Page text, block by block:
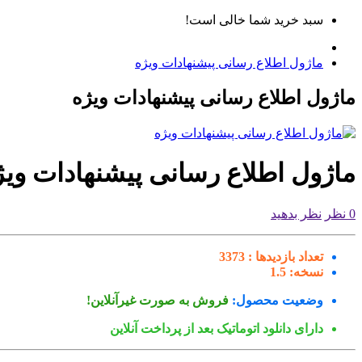
سبد خرید شما خالی است!
ماژول اطلاع رسانی پیشنهادات ویژه
ماژول اطلاع رسانی پیشنهادات ویژه
ماژول اطلاع رسانی پیشنهادات
0 نظر نظر بدهید
تعداد بازدیدها : 3373
نسخه: 1.5
وضعیت محصول: فروش به صورت غیرآنلاین!
دارای دانلود اتوماتیک بعد از پرداخت آنلاین